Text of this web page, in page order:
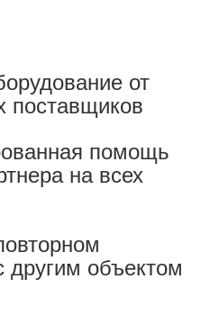
от
поставщиков
помощь
на всех
объектом